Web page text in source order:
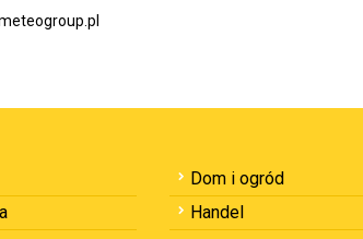
Dom i ogród
Handel